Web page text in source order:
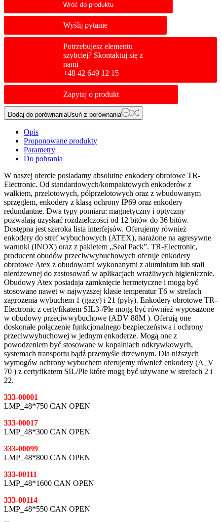
Wróć do produktu
Wyślij pytanie
Potrzebujesz elementu
szybciej? Skontaktuj się z
nami
+48 42 649 12 15
Zapytaj o produkt
Dodaj do porównaniaUsuń z porównania
Opis
Proponowane produkty
Parametry
Do pobrania
W naszej ofercie posiadamy absolutne enkodery obrotowe TR-
Electronic. Od standardowych/kompaktowych enkoderów z
wałkiem, przelotowych, półprzelotowych oraz z wbudowanym
sprzęgłem, enkodery z klasą ochrony IP69 oraz enkodery
redundantne. Dwa typy pomiaru: magnetyczny i optyczny
pozwalają uzyskać rozdzielczości od 12 bitów do 36 bitów.
Dostępna jest szeroka lista interfejsów. Oferujemy również
enkodery do stref wybuchowych (ATEX), narażone na agresywne
warunki (INOX) oraz z pakietem „Seal Pack”. TR-Electronic,
producent obudów przeciwwybuchowych oferuje enkodery
obrotowe Atex z obudowami wykonanymi z aluminium lub stali
nierdzewnej do zastosowań w aplikacjach wrażliwych higienicznie.
Obudowy Atex posiadaja zamknięcie hermetyczne i mogą być
stosowane nawet w najwyższej klasie temperatur T6 w strefach
zagrożenia wybuchem 1 (gazy) i 21 (pyły). Enkodery obrotowe TR-
Electronic z certyfikatem SIL3-/Ple mogą być również wyposażone
w obudowy przeciwwybuchowe (ADV 88M ). Oferują one
doskonałe połączenie funkcjonalnego bezpieczeństwa i ochrony
przeciwwybuchowej w jednym enkoderze. Mogą one z
powodzeniem być stosowane w kopalniach odkrywkowych,
systemach transportu bądź przemyśle drzewnym. Dla niższych
wymogów ochrony wybuchem oferujemy również enkodery (A_V
70 ) z certyfikatem SIL/Ple które mogą być używane w strefach 2 i
22.
333-00001
LMP_48*750 CAN OPEN
333-00017
LMP_48*300 CAN OPEN
333-00099
LMP_48*800 CAN OPEN
333-00111
LMP_48*1600 CAN OPEN
333-00114
LMP_48*550 CAN OPEN